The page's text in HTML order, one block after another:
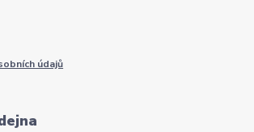
údajů